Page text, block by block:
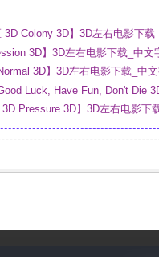
3D Colony 3D】3D左右电影下
3D】3D左右电影下载_中
3D】3D左右电影下载_中
Luck, Have Fun, Don't Die
制_网盘
3D Pressure 3D】3D左右电影下